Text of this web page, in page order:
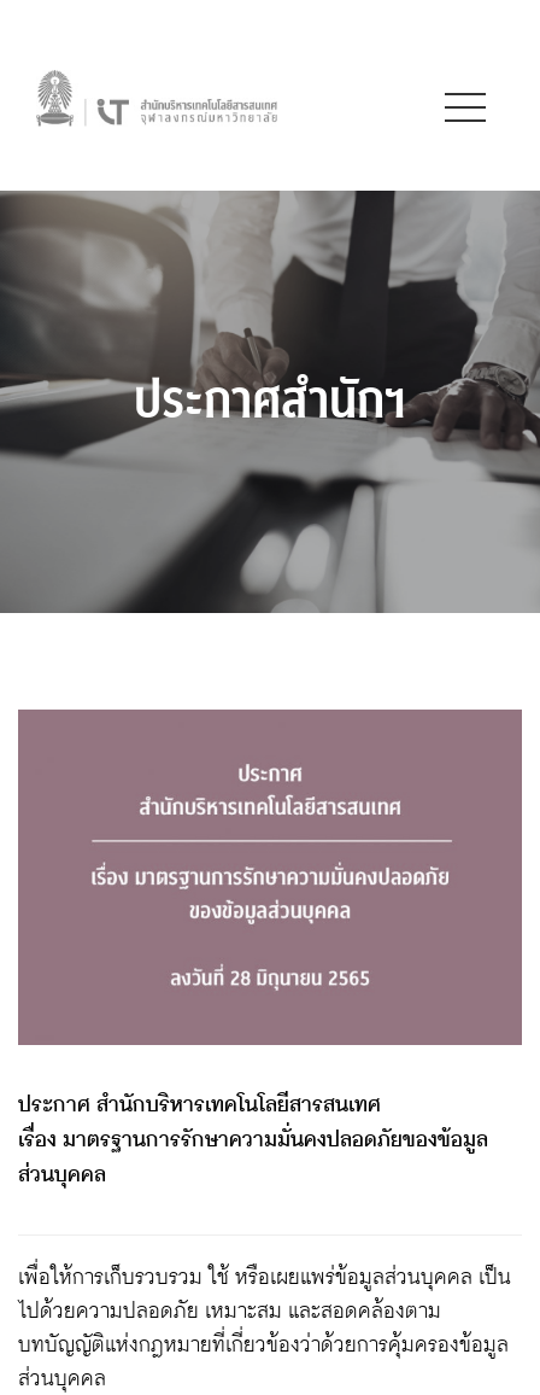
ประกาศสำนักฯ
ประกาศ สำนักบริหารเทคโนโลยีสารสนเทศ
เรื่อง มาตรฐานการรักษาความมั่นคงปลอดภัยของข้อมูล
ส่วนบุคคล
เพื่อให้การเก็บรวบรวม ใช้ หรือเผยแพร่ข้อมูลส่วนบุคคล เป็น
ไปด้วยความปลอดภัย เหมาะสม และสอดคล้องตาม
บทบัญญัติแห่งกฎหมายที่เกี่ยวข้องว่าด้วยการคุ้มครองข้อมูล
ส่วนบุคคล